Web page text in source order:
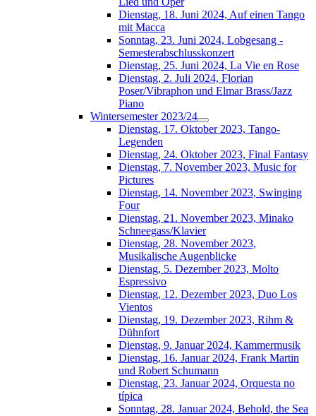
Dienstag, 18. Juni 2024, Auf einen Tango
mit Macca
Sonntag, 23. Juni 2024, Lobgesang -
Semesterabschlusskonzert
Dienstag, 25. Juni 2024, La Vie en Rose
Dienstag, 2. Juli 2024, Florian
Poser/Vibraphon und Elmar Brass/Jazz
Piano
Wintersemester 2023/24
Dienstag, 17. Oktober 2023, Tango-
Legenden
Dienstag, 24. Oktober 2023, Final Fantasy
Dienstag, 7. November 2023, Music for
Pictures
Dienstag, 14. November 2023, Swinging
Four
Dienstag, 21. November 2023, Minako
Schneegass/Klavier
Dienstag, 28. November 2023,
Musikalische Augenblicke
Dienstag, 5. Dezember 2023, Molto
Espressivo
Dienstag, 12. Dezember 2023, Duo Los
Vientos
Dienstag, 19. Dezember 2023, Rihm &
Dühnfort
Dienstag, 9. Januar 2024, Kammermusik
Dienstag, 16. Januar 2024, Frank Martin
und Robert Schumann
Dienstag, 23. Januar 2024, Orquesta no
típica
Sonntag, 28. Januar 2024, Behold, the Sea